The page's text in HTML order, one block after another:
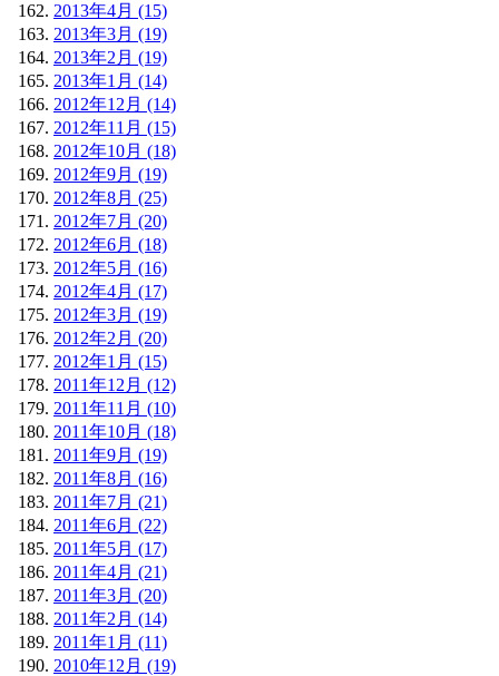
2013年4月 (15)
2013年3月 (19)
2013年2月 (19)
2013年1月 (14)
2012年12月 (14)
2012年11月 (15)
2012年10月 (18)
2012年9月 (19)
2012年8月 (25)
2012年7月 (20)
2012年6月 (18)
2012年5月 (16)
2012年4月 (17)
2012年3月 (19)
2012年2月 (20)
2012年1月 (15)
2011年12月 (12)
2011年11月 (10)
2011年10月 (18)
2011年9月 (19)
2011年8月 (16)
2011年7月 (21)
2011年6月 (22)
2011年5月 (17)
2011年4月 (21)
2011年3月 (20)
2011年2月 (14)
2011年1月 (11)
2010年12月 (19)